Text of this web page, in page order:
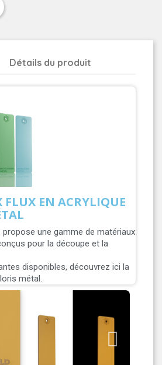
Détails du produit
EN ACRYLIQUE
propose une gamme de matériaux
pour la découpe et la
disponibles, découvrez ici la
métal.